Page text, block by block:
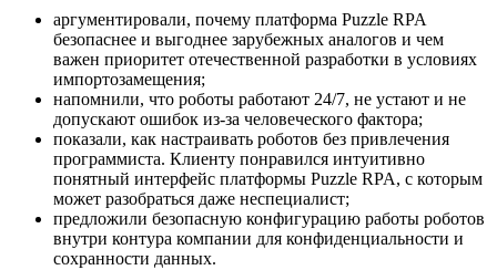
аргументировали, почему платформа Puzzle RPA
безопаснее и выгоднее зарубежных аналогов и чем
важен приоритет отечественной разработки в условиях
импортозамещения;
напомнили, что роботы работают 24/7, не устают и не
допускают ошибок из-за человеческого фактора;
показали, как настраивать роботов без привлечения
программиста. Клиенту понравился интуитивно
понятный интерфейс платформы Puzzle RPA, с которым
может разобраться даже неспециалист;
предложили безопасную конфигурацию работы роботов
внутри контура компании для конфиденциальности и
сохранности данных.